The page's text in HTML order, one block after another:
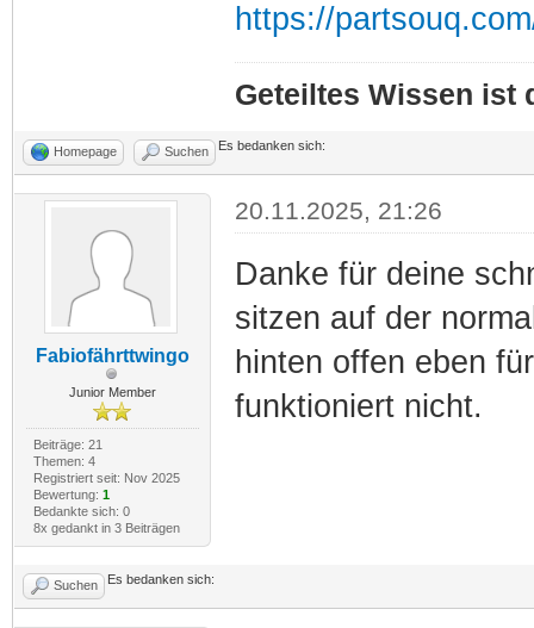
https://
Geteiltes Wissen ist
Homepage Suchen Es bedanken sich:
Fabiofährttwingo
Junior Member
Beiträge: 21
Themen: 4
Registriert seit: Nov 2025
Bewertung: 1
Bedankte sich: 0
8x gedankt in 3 Beiträgen
20.11.2025, 21:26
Danke für deine
sitzen auf der
hinten offen eben
funktioniert nicht.
Suchen Es bedanken sich: